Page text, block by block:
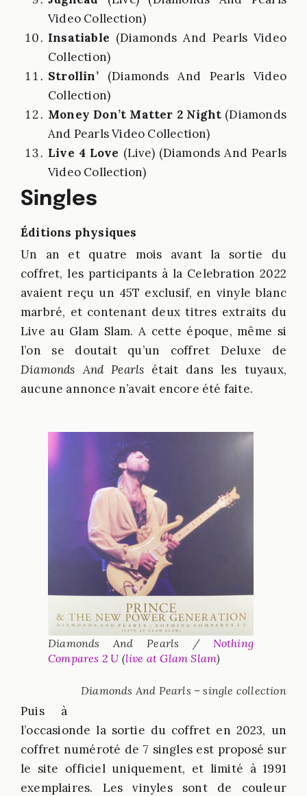
Video Collection)
Insatiable (Diamonds And Pearls Video
Collection)
Strollin’(Diamonds And Pearls Video
Collection)
Money Don’t Matter 2 Night (Diamonds
And Pearls Video Collection)
Live 4 Love (Live) (Diamonds And Pearls
Video Collection)
Singles
Éditions physiques
Un an et quatre mois avant la sortie du
coffret, les participants à la Celebration 2022
avaient reçu un 45T exclusif, en vinyle blanc
marbré, et contenant deux titres extraits du
Live au Glam Slam. A cette époque, même si
l’on se doutait qu’un coffret Deluxe de
Diamonds And Pearls était dans les tuyaux,
aucune annonce n’avait encore été faite.
Diamonds And Pearls / Nothing
Compares 2 U (live at Glam Slam)
Diamonds And Pearls – single collection
Puis à
l’occasionde la sortie du coffret en 2023, un
coffret numéroté de 7 singles est proposé sur
le site officiel uniquement, et limité à 1991
exemplaires. Les vinyles sont de couleur